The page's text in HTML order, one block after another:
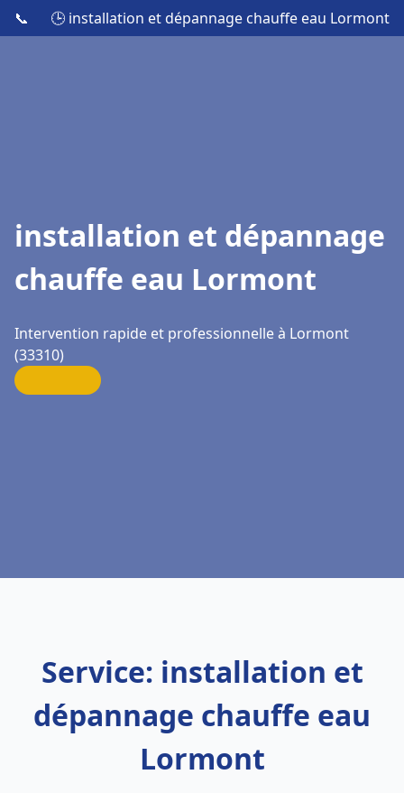
📞 🕒 installation et dépannage chauffe eau Lormont
installation et dépannage
chauffe eau Lormont
Intervention rapide et professionnelle à Lormont
(33310)
Service: installation et
dépannage chauffe eau
Lormont